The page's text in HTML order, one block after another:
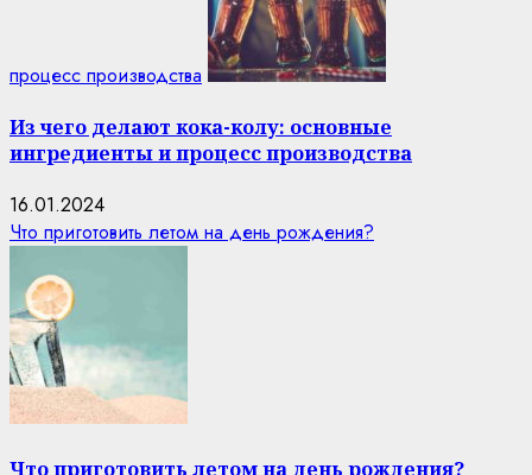
процесс производства
Из чего делают кока-колу: основные
ингредиенты и процесс производства
16.01.2024
Что приготовить летом на день рождения?
Что приготовить летом на день рождения?